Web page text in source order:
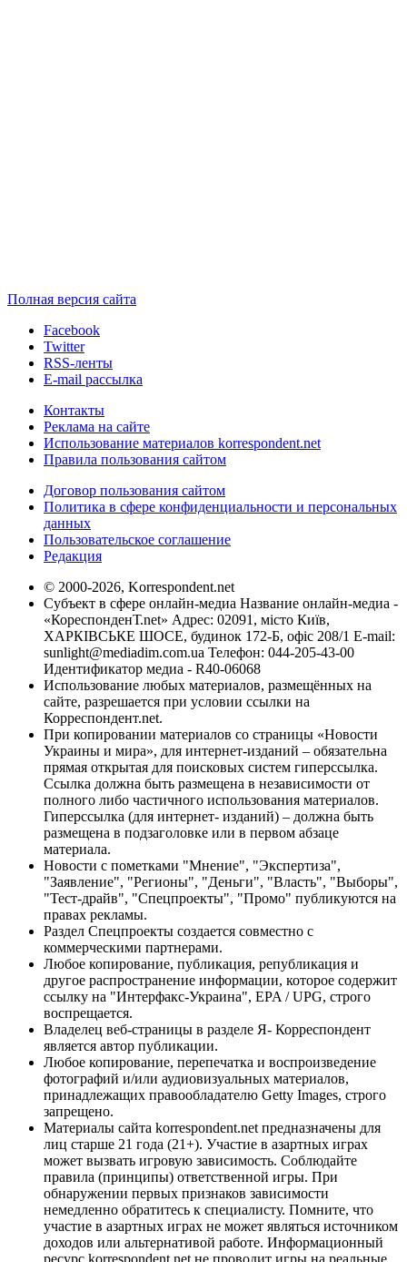
Полная версия сайта
Facebook
Twitter
RSS-ленты
E-mail рассылка
Контакты
Реклама на сайте
Использование материалов korrespondent.net
Правила пользования сайтом
Договор пользования сайтом
Политика в сфере конфиденциальности и персональных
данных
Пользовательское соглашение
Редакция
© 2000-2026, Korrespondent.net
Субъект в сфере онлайн-медиа Название онлайн-медиа -
«КореспонденТ.net» Адрес: 02091, місто Київ,
ХАРКІВСЬКЕ ШОСЕ, будинок 172-Б, офіс 208/1 E-mail:
sunlight@mediadim.com.ua Телефон: 044-205-43-00
Идентификатор медиа - R40-06068
Использование любых материалов, размещённых на
сайте, разрешается при условии ссылки на
Корреспондент.net.
При копировании материалов со страницы «Новости
Украины и мира», для интернет-изданий – обязательна
прямая открытая для поисковых систем гиперссылка.
Ссылка должна быть размещена в независимости от
полного либо частичного использования материалов.
Гиперссылка (для интернет- изданий) – должна быть
размещена в подзаголовке или в первом абзаце
материала.
Новости с пометками "Мнение", "Экспертиза",
"Заявление", "Регионы", "Деньги", "Власть", "Выборы",
"Тест-драйв", "Спецпроекты", "Промо" публикуются на
правах рекламы.
Раздел Спецпроекты создается совместно с
коммерческими партнерами.
Любое копирование, публикация, републикация и
другое распространение информации, которое содержит
ссылку на "Интерфакс-Украина", EPA / UPG, строго
воспрещается.
Владелец веб-страницы в разделе Я- Корреспондент
является автор публикации.
Любое копирование, перепечатка и воспроизведение
фотографий и/или аудиовизуальных материалов,
принадлежащих правообладателю Getty Images, строго
запрещено.
Материалы сайта korrespondent.net предназначены для
лиц старше 21 года (21+). Участие в азартных играх
может вызвать игровую зависимость. Соблюдайте
правила (принципы) ответственной игры. При
обнаружении первых признаков зависимости
немедленно обратитесь к специалисту. Помните, что
участие в азартных играх не может являться источником
доходов или альтернативой работе. Информационный
ресурс korrespondent.net не проводит игры на реальные